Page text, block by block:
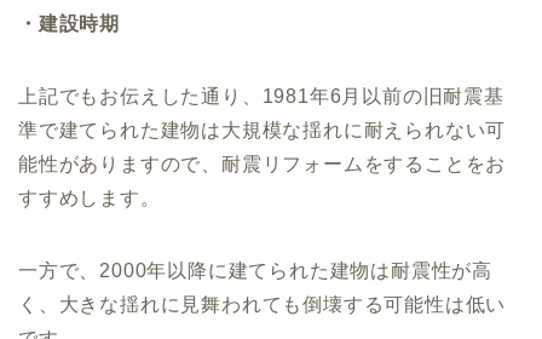
・建設時期
上記でもお伝えした通り、1981年6月以前の旧耐震基
準で建てられた建物は大規模な揺れに耐えられない可
能性がありますので、耐震リフォームをすることをお
すすめします。
一方で、2000年以降に建てられた建物は耐震性が高
く、大きな揺れに見舞われても倒壊する可能性は低い